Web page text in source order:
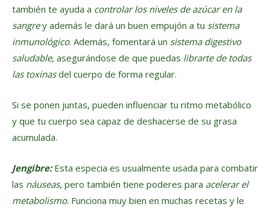
también te ayuda a controlar los niveles de azúcar en la
sangrey además le dará un buen empujón a tu sistema
inmunológico. Además, fomentará un sistema digestivo
saludable, asegurándose de que puedas librarte de todas
las toxinasdel cuerpo de forma regular.
Si se ponen juntas, pueden influenciar tu ritmo metabólico
y que tu cuerpo sea capaz de deshacerse de su grasa
acumulada.
Jengibre:Esta especia es usualmente usada para combatir
las náuseas, pero también tiene poderes para acelerar el
metabolismo. Funciona muy bien en muchas recetas y le